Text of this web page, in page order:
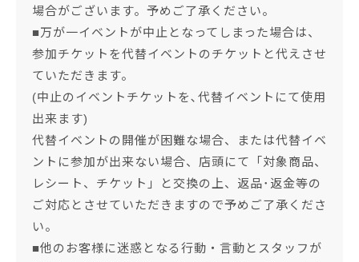
場合がございます。予めご了承ください。
■万が一イベントが中止となってしまった場合は、
参加チケットを代替イベントのチケットと代えさせ
ていただきます。
(中止のイベントチケットを､代替イベントにて使用
出来ます)
代替イベントの開催が困難な場合、または代替イベ
ントに参加が出来ない場合、店頭にて「対象商品、
レシート、チケット」と交換の上、返品･返金等の
ご対応とさせていただきますので予めご了承くださ
い。
■他のお客様に迷惑となる行動・言動とスタッフが